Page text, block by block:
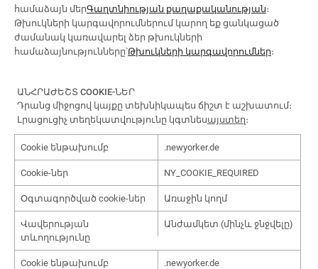
համաձայն մերԳաղտնիության քաղաքականության։
Թխուկների կարգավորումներում կարող եք ցանկացած
ժամանակ կառավարել ձեր թխուկների
համաձայնությունները՝Թխուկների կարգավորումներ։
ԱՆՀՐԱԺԵՇՏ COOKIE-ՆԵՐ
Դրանց միջոցով կայքը տեխնիկապես ճիշտ է աշխատում։
Լրացուցիչ տեղեկատվությունը կգտնեսայստեղ։
Cookie ենթախումբ .newyorker.de
Cookie-ներ NY_COOKIE_REQUIRED
Օգտագործված cookie-ներ Առաջին կողմ
Վավերության
տևողությունը
Անժամկետ (մինչև ջնջվելը)
Cookie ենթախումբ .newyorker.de